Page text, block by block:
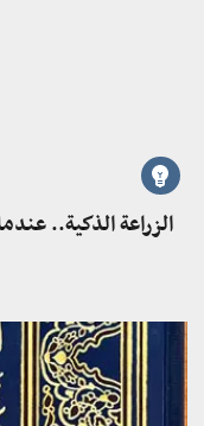
الزراعة الذكية..